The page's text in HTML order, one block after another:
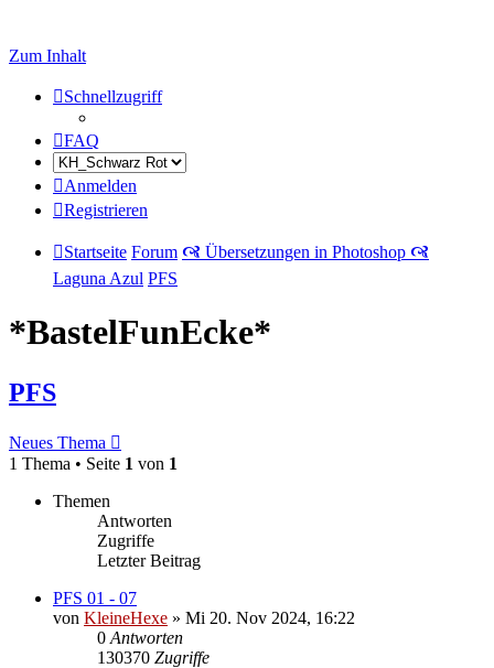
Zum Inhalt
Schnellzugriff
FAQ
Anmelden
Registrieren
Startseite Forum 🙧 Übersetzungen in Photoshop 🙧
Laguna Azul PFS
*BastelFunEcke*
PFS
Neues Thema
1 Thema • Seite 1 von 1
Themen
Antworten
Zugriffe
Letzter Beitrag
PFS 01 - 07
von KleineHexe » Mi 20. Nov 2024, 16:22
0 Antworten
130370 Zugriffe